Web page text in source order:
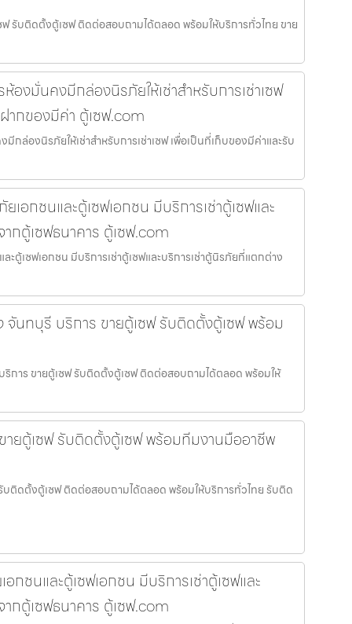
ฟ รับติดตั้งตู้เซฟ ติดต่อสอบถามได้ตลอด พร้อมให้บริการทั่วไทย ขาย
องมั่นคงมีกล่องนิรภัยให้เช่าสำหรับการเช่าเซฟ
ากของมีค่า ตู้เซฟ.com
กล่องนิรภัยให้เช่าสำหรับการเช่าเซฟ เพื่อเป็นที่เก็บของมีค่าและรับ
อกชนและตู้เซฟเอกชน มีบริการเช่าตู้เซฟและ
กตู้เซฟธนาคาร ตู้เซฟ.com
ตู้เซฟเอกชน มีบริการเช่าตู้เซฟและบริการเช่าตู้นิรภัยที่แตกต่าง
นทบุรี บริการ ขายตู้เซฟ รับติดตั้งตู้เซฟ พร้อม
การ ขายตู้เซฟ รับติดตั้งตู้เซฟ ติดต่อสอบถามได้ตลอด พร้อมให้
ยตู้เซฟ รับติดตั้งตู้เซฟ พร้อมทีมงานมืออาชีพ
ติดตั้งตู้เซฟ ติดต่อสอบถามได้ตลอด พร้อมให้บริการทั่วไทย รับติด
กชนและตู้เซฟเอกชน มีบริการเช่าตู้เซฟและ
กตู้เซฟธนาคาร ตู้เซฟ.com